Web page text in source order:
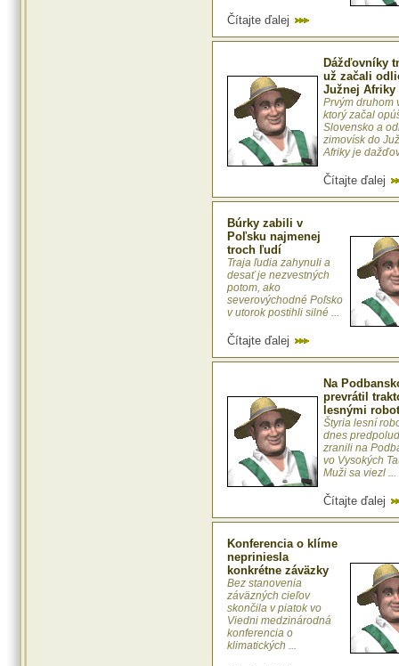
Čítajte ďalej
Dážďovníky
už začali
Južnej Afriky
Prvým druhom
ktorý začal
Slovensko a
zimovísk do
Afriky je
Čítajte ďalej
Búrky zabili v
Poľsku najmenej
troch ľudí
Traja ľudia zahynuli a
desať je nezvestných
potom, ako
severovýchodné Poľsko
v utorok postihli silné ...
Čítajte ďalej
Na
prevrátil
lesnými
Štyria lesní
dnes
zranili na
vo Vysokých
Muži sa viezl ...
Čítajte ďalej
Konferencia o klíme
nepriniesla
konkrétne záväzky
Bez stanovenia
záväzných cieľov
skončila v piatok vo
Viedni medzinárodná
konferencia o
klimatických ...